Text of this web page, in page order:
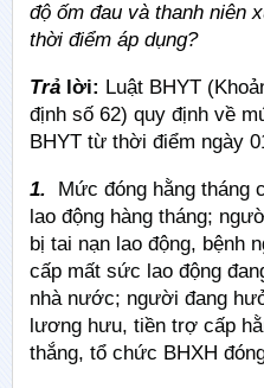
độ ốm đau và thanh niên
thời điểm áp dụng?
Trả lời: Luật BHYT
định số 62) quy định về
BHYT từ thời điểm ngày
1. Mức đóng hằng
lao động hàng tháng;
bị tai nạn lao động, bệnh
cấp mất sức lao động
nhà nước; người đang
lương hưu, tiền trợ cấp
thắng, tổ chức BHXH